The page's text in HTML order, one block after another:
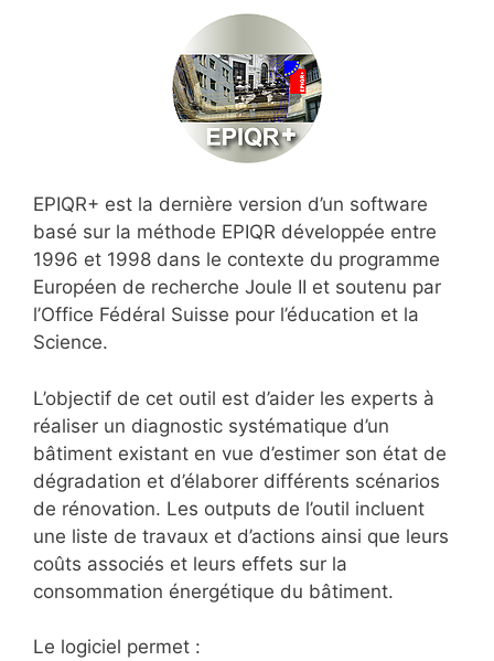
EPIQR+ est la dernière version d’un software
basé sur la méthode EPIQR développée entre
1996 et 1998 dans le contexte du programme
Européen de recherche Joule II et soutenu par
l’Office Fédéral Suisse pour l’éducation et la
Science.
L’objectif de cet outil est d’aider les experts à
réaliser un diagnostic systématique d’un
bâtiment existant en vue d’estimer son état de
dégradation et d’élaborer différents scénarios
de rénovation. Les outputs de l’outil incluent
une liste de travaux et d’actions ainsi que leurs
coûts associés et leurs effets sur la
consommation énergétique du bâtiment.
Le logiciel permet :